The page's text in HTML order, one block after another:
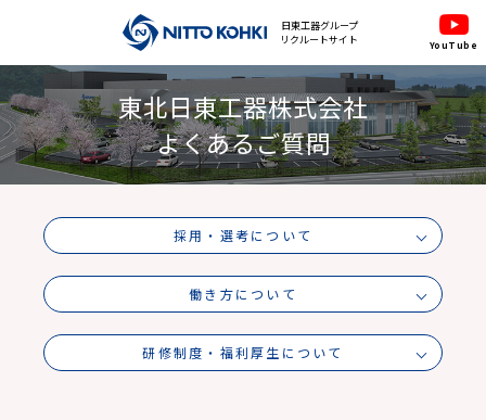
日東工器グループ
リクルートサイト
YouTube
東北日東工器株式会社
よくあるご質問
採用・選考について
働き方について
研修制度・福利厚生について